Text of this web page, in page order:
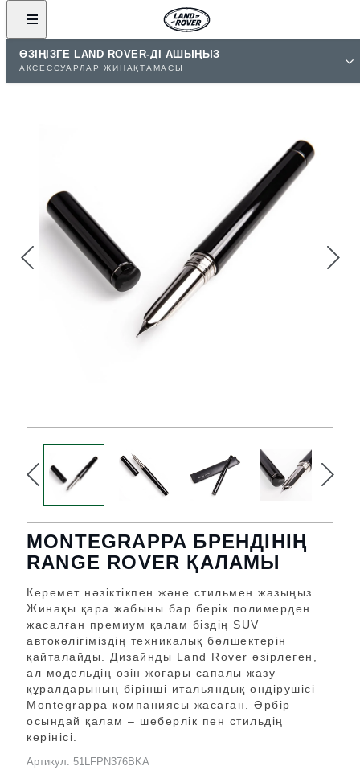
ӨЗІҢІЗГЕ LAND ROVER-ДІ АШЫҢЫЗ
АКСЕССУАРЛАР ЖИНАҚТАМАСЫ
MONTEGRAPPA БРЕНДІНІҢ
RANGE ROVER ҚАЛАМЫ
Керемет нәзіктікпен және стильмен жазыңыз.
Жинақы қара жабыны бар берік полимерден
жасалған премиум қалам біздің SUV
автокөлігіміздің техникалық бөлшектерін
қайталайды. Дизайнды Land Rover әзірлеген,
ал модельдің өзін жоғары сапалы жазу
құралдарының бірінші итальяндық өндірушісі
Montegrappa компаниясы жасаған. Әрбір
осындай қалам – шеберлік пен стильдің
көрінісі.
Артикул: 51LFPN376BKA